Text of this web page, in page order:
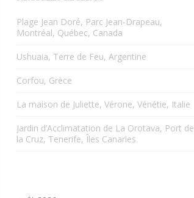
Plage Jean Doré, Parc Jean-Drapeau,
Montréal, Québec, Canada
Ushuaia, Terre de Feu, Argentine
Corfou, Grèce
La maison de Juliette, Vérone, Vénétie, Italie
Jardin d’Acclimatation de La Orotava, Port de
la Cruz, Tenerife, Îles Canaries